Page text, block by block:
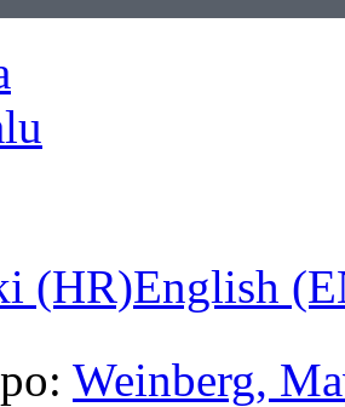
(HR)English
Weinberg,